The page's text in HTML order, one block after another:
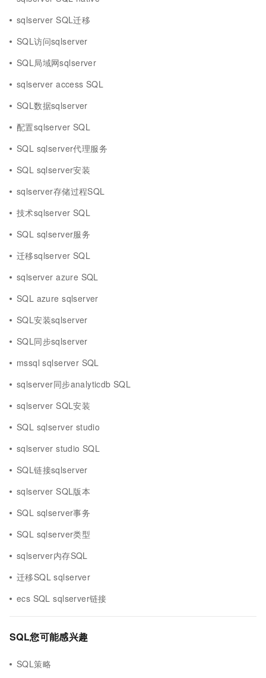
sqlserver SQL迁移
SQL访问sqlserver
SQL局域网sqlserver
sqlserver access SQL
SQL数据sqlserver
配置sqlserver SQL
SQL sqlserver代理服务
SQL sqlserver安装
sqlserver存储过程SQL
技术sqlserver SQL
SQL sqlserver服务
迁移sqlserver SQL
sqlserver azure SQL
SQL azure sqlserver
SQL安装sqlserver
SQL同步sqlserver
mssql sqlserver SQL
sqlserver同步analyticdb SQL
sqlserver SQL安装
SQL sqlserver studio
sqlserver studio SQL
SQL链接sqlserver
sqlserver SQL版本
SQL sqlserver事务
SQL sqlserver类型
sqlserver内存SQL
迁移SQL sqlserver
ecs SQL sqlserver链接
SQL您可能感兴趣
SQL策略